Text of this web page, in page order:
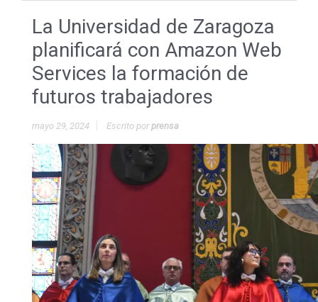
La Universidad de Zaragoza
planificará con Amazon Web
Services la formación de
futuros trabajadores
mayo 29, 2024 Escrito porprensa